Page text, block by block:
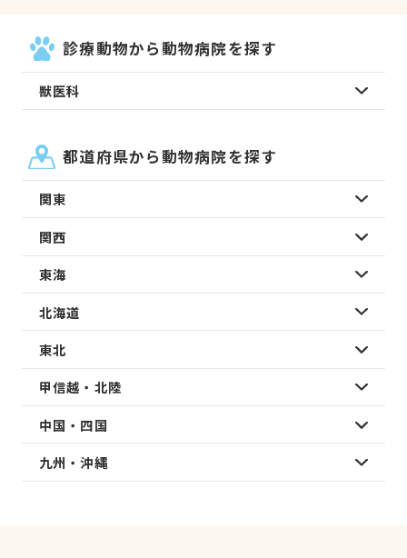
診療動物から動物病院を探す
獣医科
都道府県から動物病院を探す
関東
関西
東海
北海道
東北
甲信越・北陸
中国・四国
九州・沖縄